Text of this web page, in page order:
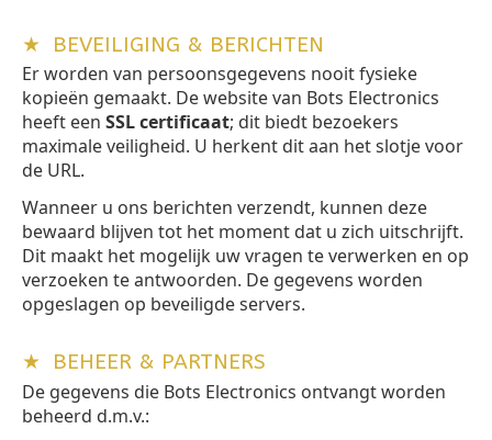
★ BEVEILIGING & BERICHTEN
Er worden van persoonsgegevens nooit fysieke
kopieën gemaakt. De website van Bots Electronics
heeft een SSL certificaat; dit biedt bezoekers
maximale veiligheid. U herkent dit aan het slotje voor
de URL.
Wanneer u ons berichten verzendt, kunnen deze
bewaard blijven tot het moment dat u zich uitschrijft.
Dit maakt het mogelijk uw vragen te verwerken en op
verzoeken te antwoorden. De gegevens worden
opgeslagen op beveiligde servers.
★ BEHEER & PARTNERS
De gegevens die Bots Electronics ontvangt worden
beheerd d.m.v.: